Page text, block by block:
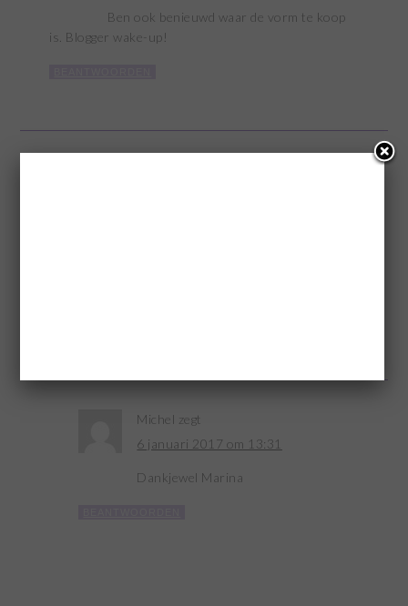
Ben ook benieuwd waar de vorm te koop
is. Blogger wake-up!
Michel zegt
6 januari 2017 om 13:31
Dankjewel Marina